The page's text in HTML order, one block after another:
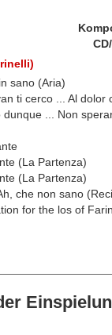
sano (Aria)
ti cerco ... Al
... Non
(La Partenza)
(La Partenza)
che non sano
for the los of